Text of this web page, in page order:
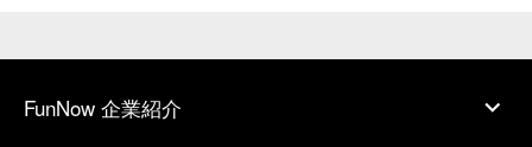
FunNow 企業紹介